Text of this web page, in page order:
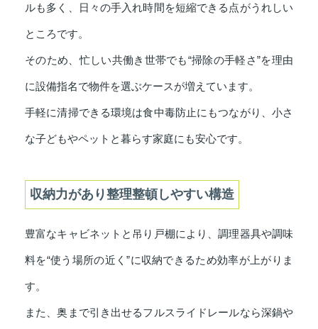
ルも多く、日々の手入れ時間を短縮できる点がうれしい
ところです。
そのため、忙しい共働き世帯でも“掃除の手軽さ”を理由
に設備指名で物件を選ぶケースが増えています。
手軽に清掃できる環境は食中毒防止にもつながり、小さ
な子どもやペットと暮らす家庭にも安心です。
収納力があり整理整頓しやすい構造
豊富なキャビネットと吊り戸棚により、調理器具や調味
料を“使う場所の近く”に収納できるため効率が上がりま
す。
また、奥まで引き出せるフルスライドレールなら深鍋や